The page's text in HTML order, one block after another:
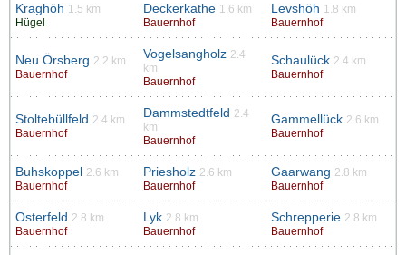
Kraghöh 1.5 km
Hügel
Deckerkathe 1.6 km
Bauernhof
Levshöh 1.8 km
Bauernhof
Neu Örsberg 2.2 km
Bauernhof
Vogelsangholz 2.4
km
Bauernhof
Schaulück 2.4 km
Bauernhof
Stoltebüllfeld 2.4 km
Bauernhof
Dammstedtfeld 2.4
km
Bauernhof
Gammellück 2.6 km
Bauernhof
Buhskoppel
2.6 km
Bauernhof
Priesholz 2.6 km
Bauernhof
Gaarwang 2.8 km
Bauernhof
Osterfeld 2.8 km
Bauernhof
Lyk 2.8 km
Bauernhof
Schrepperie 2.8 km
Bauernhof